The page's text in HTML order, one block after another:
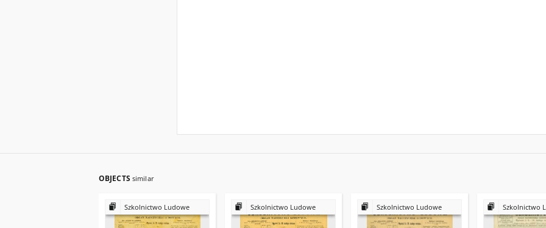
OBJECTS similar
Szkolnictwo Ludowe Szkolnictwo Ludowe Szkolnictwo Ludowe Szkolnictwo